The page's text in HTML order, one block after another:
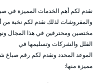
نقدم لكم أهم الخدمات المميزة في
والمفروشات لذلك نقدم لكم نخبة
مختصين ومحترفين في هذا المجال
الفلل والشركات وتسليمها في
الموعد المحدد ونقدم لكم رقم
مميزة منها: